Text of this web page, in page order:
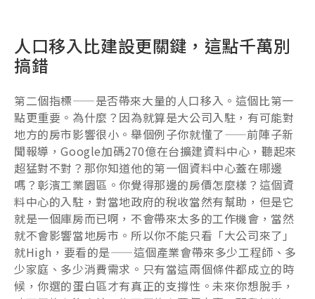
人口移入比建設更關鍵，這點千萬別
搞錯
第二個指標——是否帶來大量的人口移入。這個比第一
點更重要。為什麼？因為就算是大公司入駐，有可能對
地方的房市影響很小。舉個例子你就懂了——前陣子新
聞報導，Google加碼270億在台擴建資料中心，聽起來
超猛對不對？那你知道他的第一個資料中心蓋在哪邊
嗎？彰濱工業園區。你覺得那邊的房價怎麼樣？這個資
料中心的入駐，對當地政府的稅收當然有幫助，但是它
就是一個庫房而已啊，不會帶來太多的工作機會，當然
就不會影響當地房市。所以你不能只看「大公司來了」
就High，要看的是——這個產業會帶來多少工程師、多
少家庭、多少消費需求。只有當這兩個條件都成立的時
候，你選的蛋白區才有真正的支撐性。未來你想脫手，